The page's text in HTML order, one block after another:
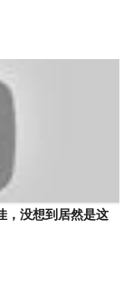
，没想到居然是这